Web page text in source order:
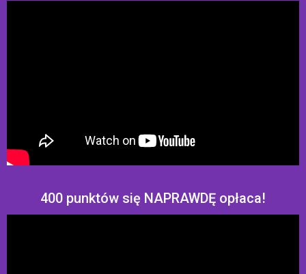
400 punktów się NAPRAWDĘ opłaca!